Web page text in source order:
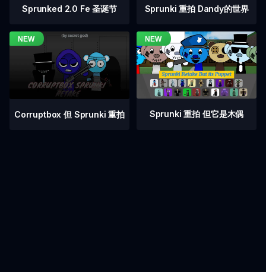
Sprunked 2.0 Fe 圣诞节 Sprunki 重拍 Dandy的世界
Corruptbox 但 Sprunki 重拍 Sprunki 重拍 但它是木偶